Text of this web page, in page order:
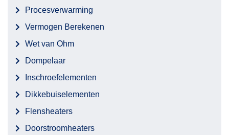
Procesverwarming
Vermogen Berekenen
Wet van Ohm
Dompelaar
Inschroefelementen
Dikkebuiselementen
Flensheaters
Doorstroomheaters